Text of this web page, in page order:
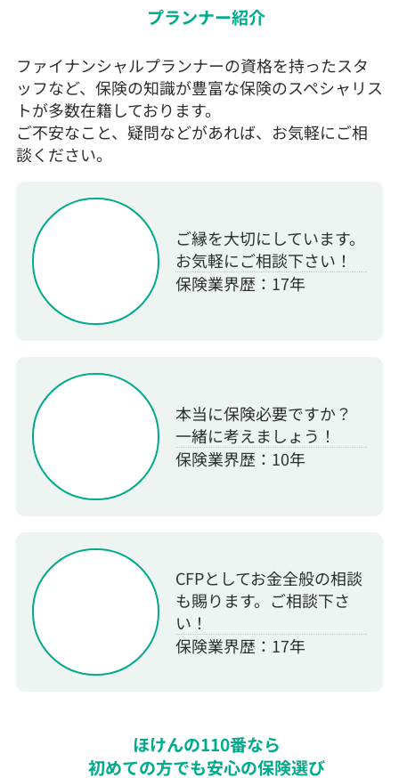
プランナー紹介
ファイナンシャルプランナーの資格を持ったスタ
ッフなど、保険の知識が豊富な保険のスペシャリス
トが多数在籍しております。
ご不安なこと、疑問などがあれば、お気軽にご相
談ください。
ご縁を大切にしています。
お気軽にご相談下さい！
保険業界歴：17年
本当に保険必要ですか？
一緒に考えましょう！
保険業界歴：10年
CFPとしてお金全般の相談
も賜ります。ご相談下さ
い！
保険業界歴：17年
ほけんの110番なら
初めての方でも安心の保険選び